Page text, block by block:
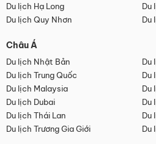
Du lịch Hạ Long
Du
Du lịch Quy Nhơn
Du
Châu Á
Du lịch Nhật Bản
Du
Du lịch Trung Quốc
Du
Du lịch Malaysia
Du
Du lịch Dubai
Du
Du lịch Thái Lan
Du
Du lịch Trương Gia Giới
Du